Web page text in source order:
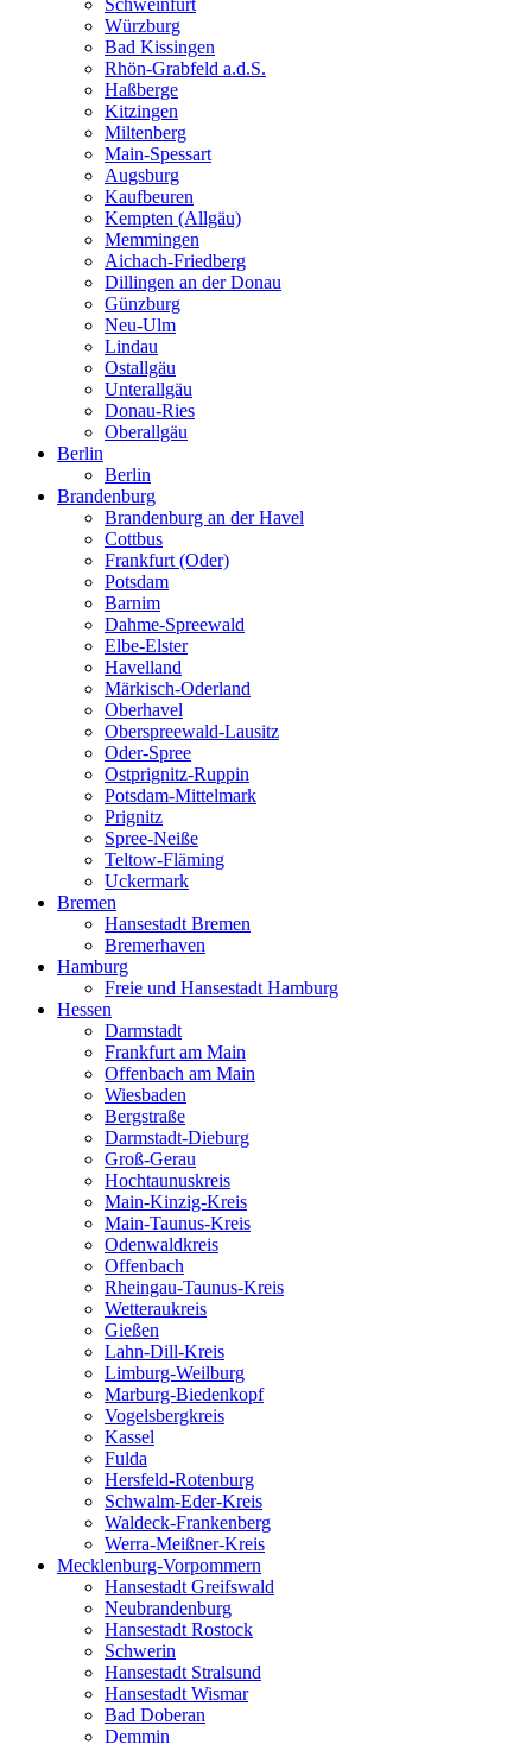
Würzburg
Bad Kissingen
Rhön-Grabfeld a.d.S.
Haßberge
Kitzingen
Miltenberg
Main-Spessart
Augsburg
Kaufbeuren
Kempten (Allgäu)
Memmingen
Aichach-Friedberg
Dillingen an der Donau
Günzburg
Neu-Ulm
Lindau
Ostallgäu
Unterallgäu
Donau-Ries
Oberallgäu
Berlin
Berlin
Brandenburg
Brandenburg an der Havel
Cottbus
Frankfurt (Oder)
Potsdam
Barnim
Dahme-Spreewald
Elbe-Elster
Havelland
Märkisch-Oderland
Oberhavel
Oberspreewald-Lausitz
Oder-Spree
Ostprignitz-Ruppin
Potsdam-Mittelmark
Prignitz
Spree-Neiße
Teltow-Fläming
Uckermark
Bremen
Hansestadt Bremen
Bremerhaven
Hamburg
Freie und Hansestadt Hamburg
Hessen
Darmstadt
Frankfurt am Main
Offenbach am Main
Wiesbaden
Bergstraße
Darmstadt-Dieburg
Groß-Gerau
Hochtaunuskreis
Main-Kinzig-Kreis
Main-Taunus-Kreis
Odenwaldkreis
Offenbach
Rheingau-Taunus-Kreis
Wetteraukreis
Gießen
Lahn-Dill-Kreis
Limburg-Weilburg
Marburg-Biedenkopf
Vogelsbergkreis
Kassel
Fulda
Hersfeld-Rotenburg
Schwalm-Eder-Kreis
Waldeck-Frankenberg
Werra-Meißner-Kreis
Mecklenburg-Vorpommern
Hansestadt Greifswald
Neubrandenburg
Hansestadt Rostock
Schwerin
Hansestadt Stralsund
Hansestadt Wismar
Bad Doberan
Demmin